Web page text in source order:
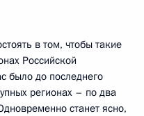
в том, чтобы такие
Российской
было до последнего
регионах – по два
станет ясно,